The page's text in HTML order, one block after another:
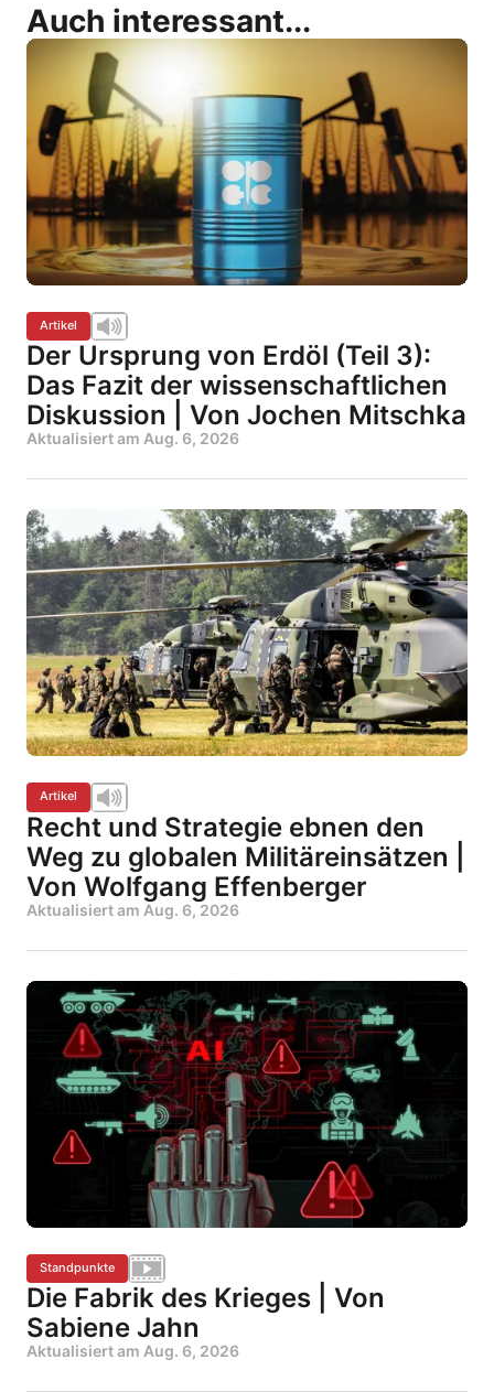
Auch interessant...
Artikel
Der Ursprung von Erdöl (Teil 3):
Das Fazit der wissenschaftlichen
Diskussion | Von Jochen Mitschka
Aktualisiert am Aug. 6, 2026
Artikel
Recht und Strategie ebnen den
Weg zu globalen Militäreinsätzen |
Von Wolfgang Effenberger
Aktualisiert am Aug. 6, 2026
Standpunkte
Die Fabrik des Krieges | Von
Sabiene Jahn
Aktualisiert am Aug. 6, 2026